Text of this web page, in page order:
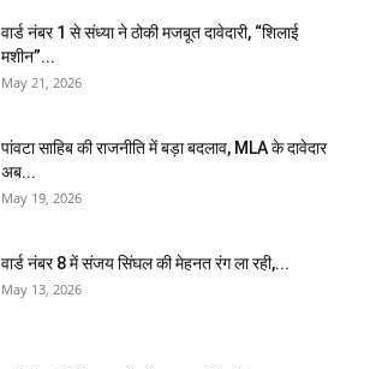
वार्ड नंबर 1 से संध्या ने ठोकी मजबूत दावेदारी, “शिलाई
मशीन”...
May 21, 2026
पांवटा साहिब की राजनीति में बड़ा बदलाव, MLA के दावेदार
अब...
May 19, 2026
वार्ड नंबर 8 में संजय सिंघल की मेहनत रंग ला रही,...
May 13, 2026